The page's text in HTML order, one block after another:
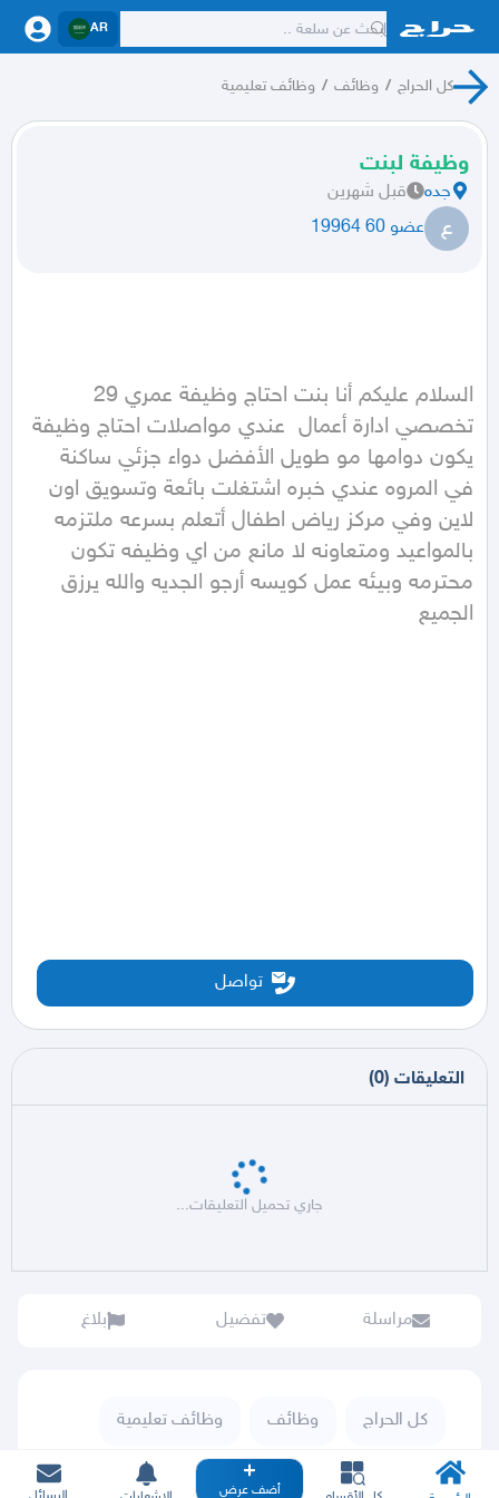
AR
كل الحراج / وظائف / وظائف تعليمية
وظيفة لبنت
جده قبل شهرين
ع عضو 60 19964
الجميع
تواصل
التعليقات (
0
)
جاري تحميل التعليقات...
مراسلة تفضيل بلاغ
كل الحراج وظائف وظائف تعليمية
أضف عرض